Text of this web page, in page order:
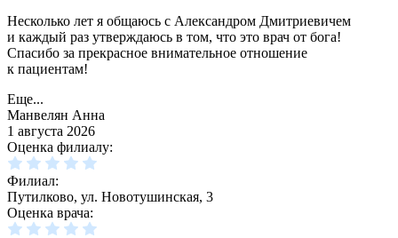
Несколько лет я общаюсь с Александром Дмитриевичем
и каждый раз утверждаюсь в том, что это врач от бога!
Спасибо за прекрасное внимательное отношение
к пациентам!
Еще...
Манвелян Анна
1 августа 2026
Оценка филиалу:
Филиал:
Путилково, ул. Новотушинская, 3
Оценка врача: